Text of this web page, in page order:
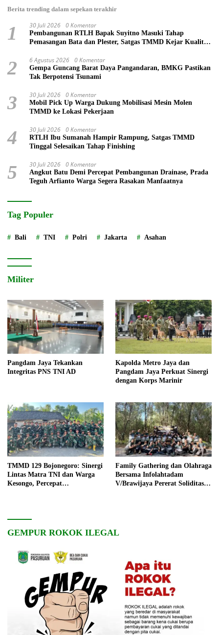
Berita trending dalam sepekan terakhir
1 30 Juli 2026 0 Komentar
Pembangunan RTLH Bapak Suyitno Masuki Tahap
Pemasangan Bata dan Plester, Satgas TMMD Kejar Kualitas
2 6 Agustus 2026 0 Komentar
Gempa Guncang Barat Daya Pangandaran, BMKG Pastikan
Tak Berpotensi Tsunami
3 30 Juli 2026 0 Komentar
Mobil Pick Up Warga Dukung Mobilisasi Mesin Molen
TMMD ke Lokasi Pekerjaan
4 30 Juli 2026 0 Komentar
RTLH Ibu Sumanah Hampir Rampung, Satgas TMMD
Tinggal Selesaikan Tahap Finishing
5 30 Juli 2026 0 Komentar
Angkut Batu Demi Percepat Pembangunan Drainase, Prada
Teguh Arfianto Warga Segera Rasakan Manfaatnya
Tag Populer
Bali TNI Polri Jakarta Asahan
Militer
Pangdam Jaya Tekankan
Integritas PNS TNI AD
Kapolda Metro Jaya dan
Pangdam Jaya Perkuat Sinergi
dengan Korps Marinir
TMMD 129 Bojonegoro: Sinergi
Lintas Matra TNI dan Warga
Kesongo, Percepat
Family Gathering dan Olahraga
Bersama Infolahtadam
V/Brawijaya Pererat Soliditas
GEMPUR ROKOK ILEGAL